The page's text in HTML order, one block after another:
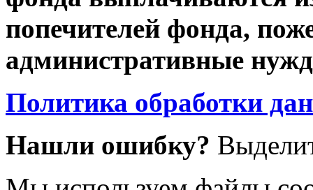
попечителей фонда,
административные
Политика обработки
Нашли ошибку?